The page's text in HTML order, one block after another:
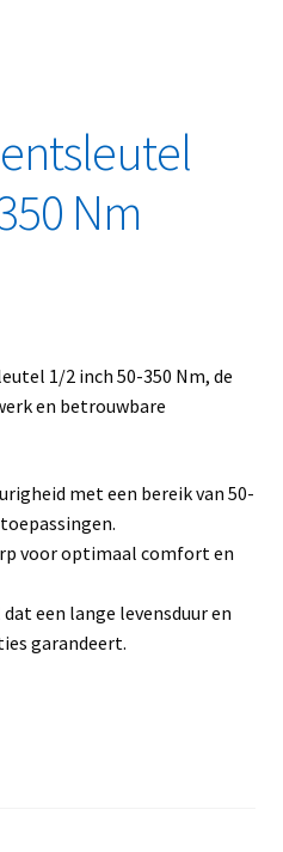
Nm
1/2 inch 50-350 Nm, de
en betrouwbare
met een bereik van 50-
voor optimaal comfort en
een lange levensduur en
garandeert.